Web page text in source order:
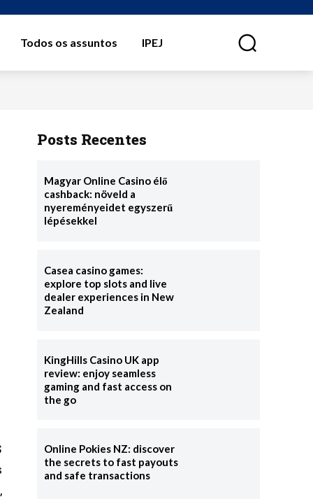
Todos os assuntos IPEJ
Posts Recentes
Magyar Online Casino élő
cashback: növeld a
nyereményeidet egyszerű
lépésekkel
Casea casino games:
explore top slots and live
dealer experiences in New
Zealand
KingHills Casino UK app
review: enjoy seamless
gaming and fast access on
the go
Online Pokies NZ: discover
the secrets to fast payouts
and safe transactions